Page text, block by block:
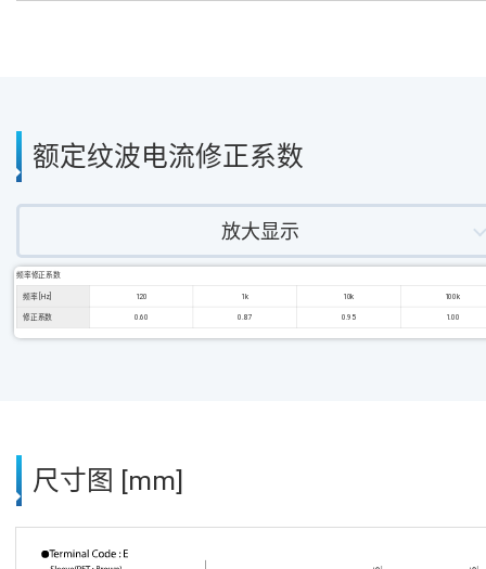
额定纹波电流修正系数
放大显示
频率修正系数
频率 [Hz] 120 1k 10k 100k
修正系数 0.60 0.87 0.95 1.00
尺寸图 [mm]